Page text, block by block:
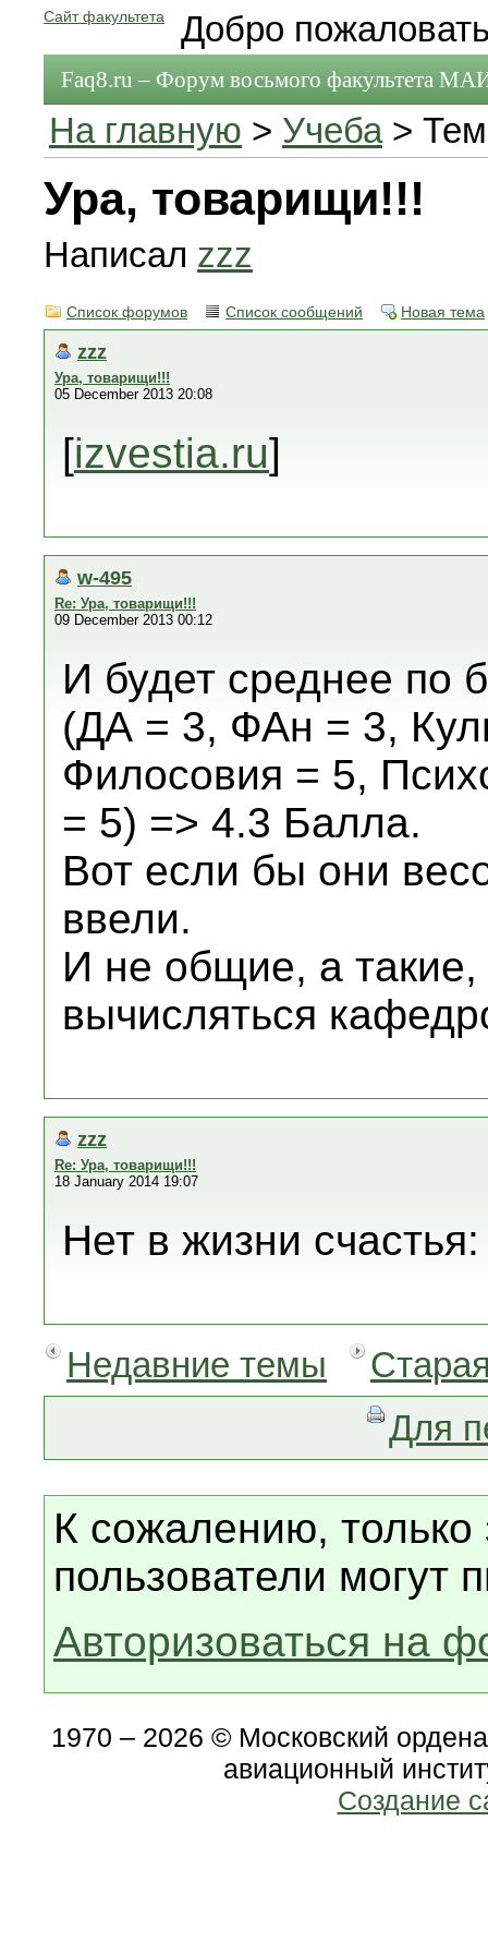
Сайт факультета Добро
Faq8.ru – Форум восьмого факультета
На главную > Учеба>
Ура, товарищи!!!
Написал zzz
Список форумов Список сообщений Новая тема
zzz
Ура, товарищи!!!
05 December 2013 20:08
[izvestia.ru]
w-495
Re: Ура, товарищи!!!
09 December 2013 00:12
И будет среднее по
(ДА = 3, ФАн = 3,
Филосовия = 5,
= 5) => 4.3 Балла.
Вот если бы они
ввели.
И не общие, а такие,
вычисляться
zzz
Re: Ура, товарищи!!!
18 January 2014 19:07
Нет в жизни
Недавние темы
Для
К сожалению, только
пользователи могут
Авторизоваться на
1970 – 2026 © Московский
авиационный
Создание